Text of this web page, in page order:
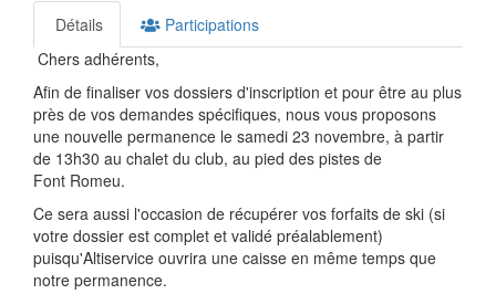
Détails
Participations
Chers adhérents,
Afin de finaliser vos dossiers d'inscription et pour être au plus
près de vos demandes spécifiques, nous vous proposons
une nouvelle permanence le samedi 23 novembre, à partir
de 13h30 au chalet du club, au pied des pistes de
Font Romeu.
Ce sera aussi l'occasion de récupérer vos forfaits de ski (si
votre dossier est complet et validé préalablement)
puisqu'Altiservice ouvrira une caisse en même temps que
notre permanence.